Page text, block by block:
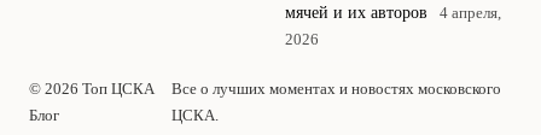
мячей и их авторов
4 апреля,
2026
© 2026 Топ ЦСКА
Блог
Все о лучших моментах и новостях московского
ЦСКА.